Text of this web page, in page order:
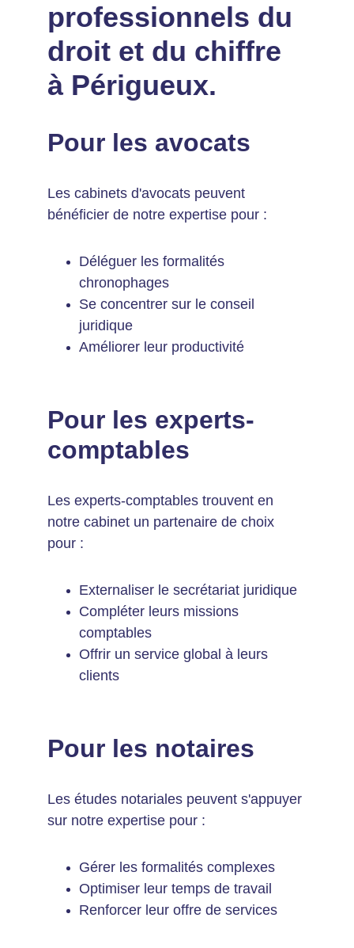
professionnels du
droit et du chiffre
à Périgueux.
Pour les avocats
Les cabinets d'avocats peuvent
bénéficier de notre expertise pour :
Déléguer les formalités
chronophages
Se concentrer sur le conseil
juridique
Améliorer leur productivité
Pour les experts-
comptables
Les experts-comptables trouvent en
notre cabinet un partenaire de choix
pour :
Externaliser le secrétariat juridique
Compléter leurs missions
comptables
Offrir un service global à leurs
clients
Pour les notaires
Les études notariales peuvent s'appuyer
sur notre expertise pour :
Gérer les formalités complexes
Optimiser leur temps de travail
Renforcer leur offre de services